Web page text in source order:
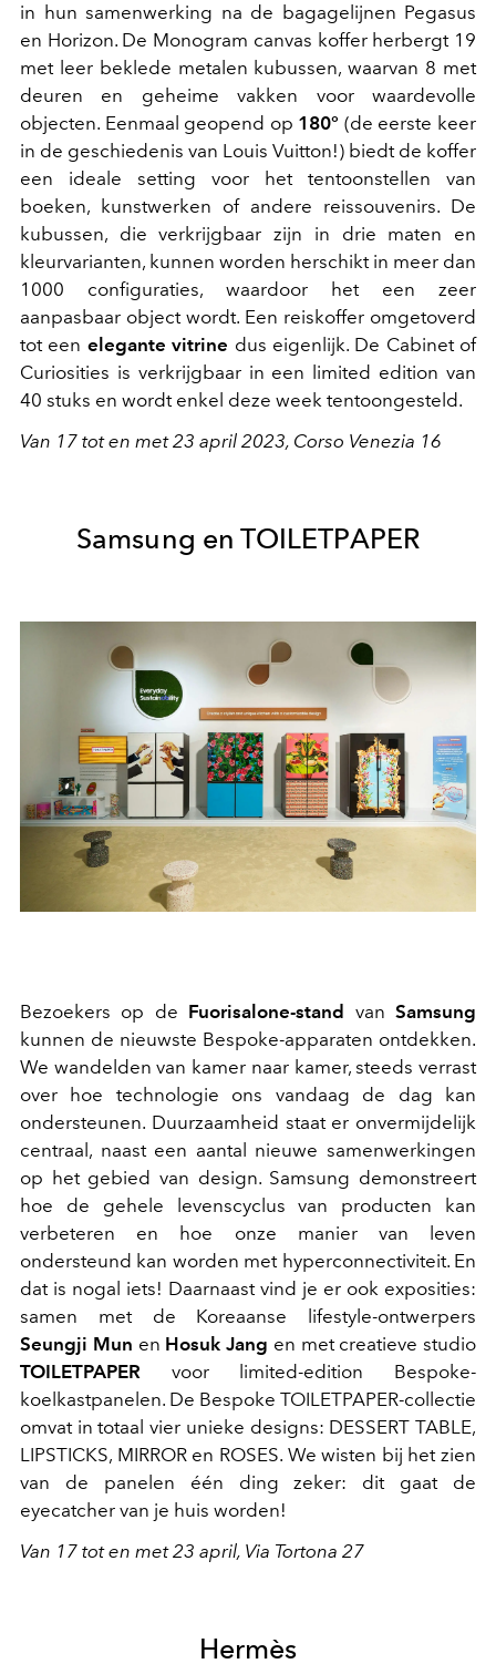
in hun samenwerking na de bagagelijnen Pegasus
en Horizon. De Monogram canvas koffer herbergt 19
met leer beklede metalen kubussen, waarvan 8 met
deuren en geheime vakken voor waardevolle
objecten. Eenmaal geopend op 180° (de eerste keer
in de geschiedenis van Louis Vuitton!) biedt de koffer
een ideale setting voor het tentoonstellen van
boeken, kunstwerken of andere reissouvenirs. De
kubussen, die verkrijgbaar zijn in drie maten en
kleurvarianten, kunnen worden herschikt in meer dan
1000 configuraties, waardoor het een zeer
aanpasbaar object wordt. Een reiskoffer omgetoverd
tot een elegante vitrine dus eigenlijk. De Cabinet of
Curiosities is verkrijgbaar in een limited edition van
40 stuks en wordt enkel deze week tentoongesteld.
Van 17 tot en met 23 april 2023, Corso Venezia 16
Samsung en TOILETPAPER
Bezoekers op de Fuorisalone-stand van Samsung
kunnen de nieuwste Bespoke-apparaten ontdekken.
We wandelden van kamer naar kamer, steeds verrast
over hoe technologie ons vandaag de dag kan
ondersteunen. Duurzaamheid staat er onvermijdelijk
centraal, naast een aantal nieuwe samenwerkingen
op het gebied van design. Samsung demonstreert
hoe de gehele levenscyclus van producten kan
verbeteren en hoe onze manier van leven
ondersteund kan worden met hyperconnectiviteit. En
dat is nogal iets! Daarnaast vind je er ook exposities:
samen met de Koreaanse lifestyle-ontwerpers
Seungji Mun en Hosuk Jang en met creatieve studio
TOILETPAPER voor limited-edition Bespoke-
koelkastpanelen. De Bespoke TOILETPAPER-collectie
omvat in totaal vier unieke designs: DESSERT TABLE,
LIPSTICKS, MIRROR en ROSES. We wisten bij het zien
van de panelen één ding zeker: dit gaat de
eyecatcher van je huis worden!
Van 17 tot en met 23 april, Via Tortona 27
Hermès